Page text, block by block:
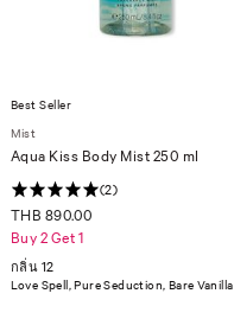
Best Seller
Mist
Aqua Kiss Body Mist 250 ml
(2)
THB 890.00
Buy 2 Get 1
กลิ่น 12
Love Spell, Pure Seduction, Bare Vanilla